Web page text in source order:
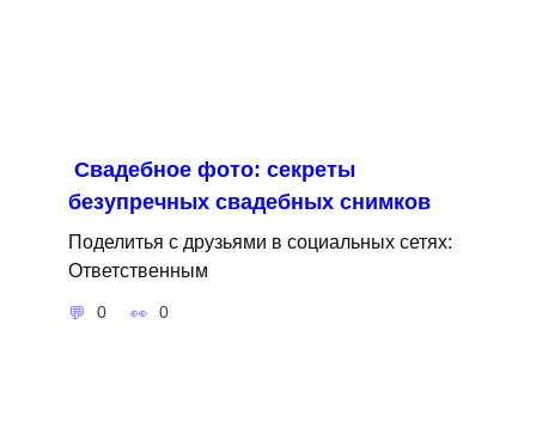
Свадебное фото: секреты
безупречных свадебных снимков
Поделитья с друзьями в социальных сетях:
Ответственным
0 0